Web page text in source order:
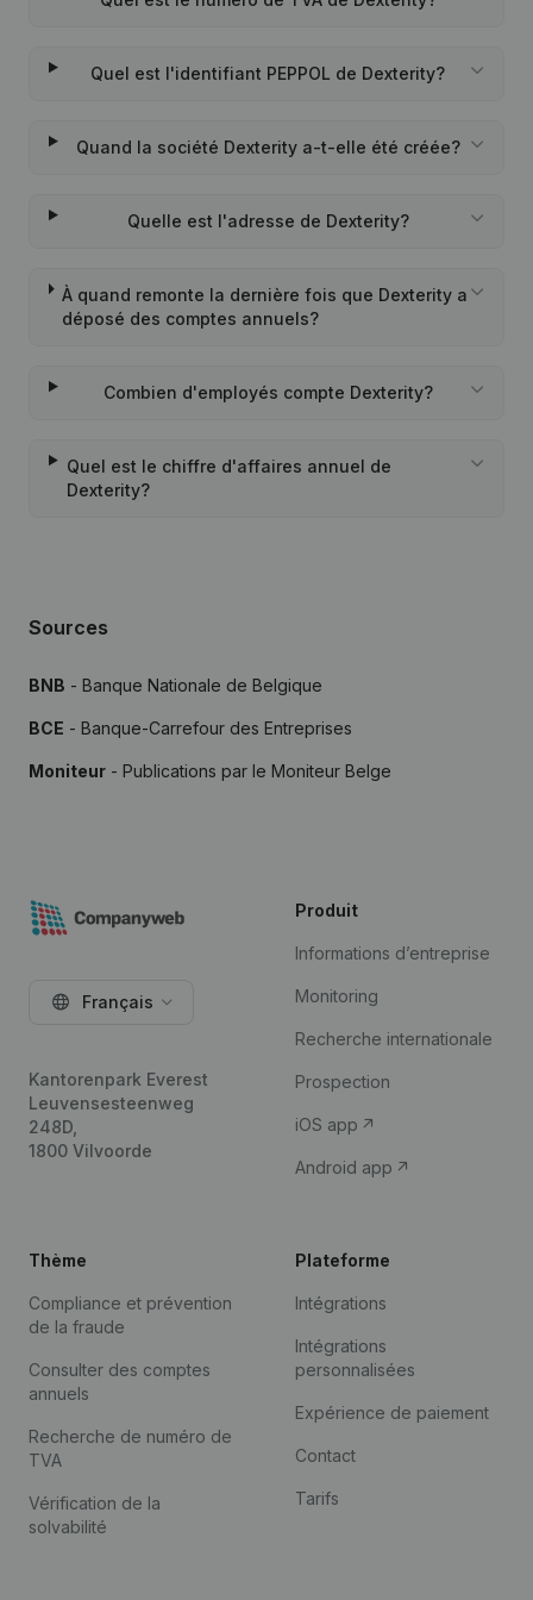
Quel est l'identifiant PEPPOL de Dexterity?
Quand la société Dexterity a-t-elle été créée?
Quelle est l'adresse de Dexterity?
À quand remonte la dernière fois que Dexterity a
déposé des comptes annuels?
Combien d'employés compte Dexterity?
Quel est le chiffre d'affaires annuel de
Dexterity?
Sources
BNB - Banque Nationale de Belgique
BCE - Banque-Carrefour des Entreprises
Moniteur - Publications par le Moniteur Belge
Français
Kantorenpark Everest
Leuvensesteenweg
248D,
1800 Vilvoorde
Produit
Informations d’entreprise
Monitoring
Recherche internationale
Prospection
iOS app
Android app
Thème
Compliance et prévention
de la fraude
Consulter des comptes
annuels
Recherche de numéro de
TVA
Vérification de la
solvabilité
Plateforme
Intégrations
Intégrations
personnalisées
Expérience de paiement
Contact
Tarifs